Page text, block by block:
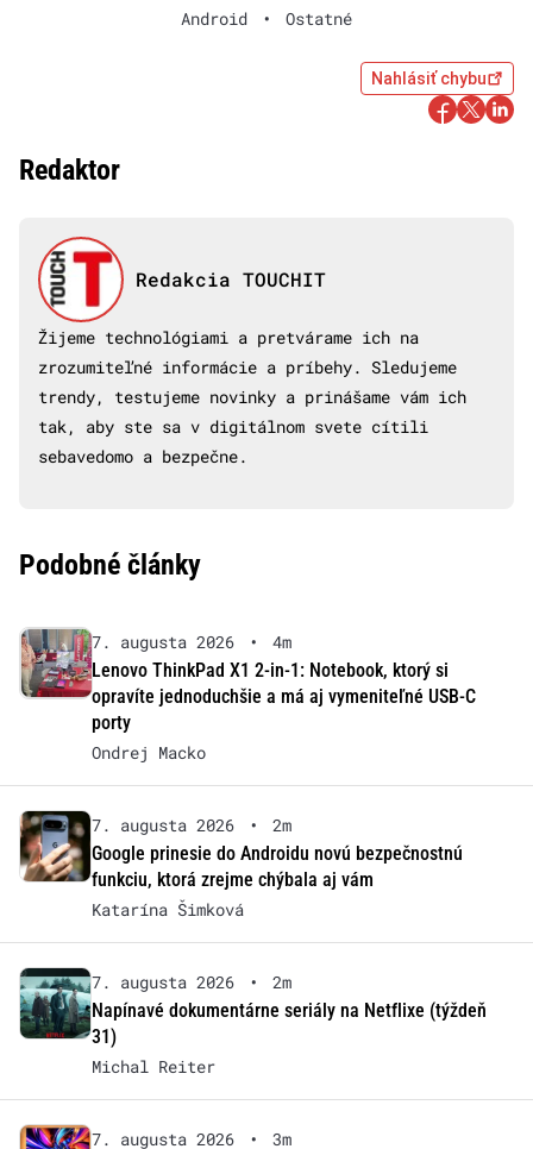
Android • Ostatné
Nahlásiť chybu
Redaktor
Redakcia TOUCHIT
Žijeme technológiami a pretvárame ich na
zrozumiteľné informácie a príbehy. Sledujeme
trendy, testujeme novinky a prinášame vám ich
tak, aby ste sa v digitálnom svete cítili
sebavedomo a bezpečne.
Podobné články
7. augusta 2026 •
4m
Lenovo ThinkPad X1 2-in-1: Notebook, ktorý si
opravíte jednoduchšie a má aj vymeniteľné USB-C
porty
Ondrej Macko
7. augusta 2026 •
2m
Google prinesie do Androidu novú bezpečnostnú
funkciu, ktorá zrejme chýbala aj vám
Katarína Šimková
7. augusta 2026 •
2m
Napínavé dokumentárne seriály na Netflixe (týždeň
31)
Michal Reiter
7. augusta 2026 •
3m